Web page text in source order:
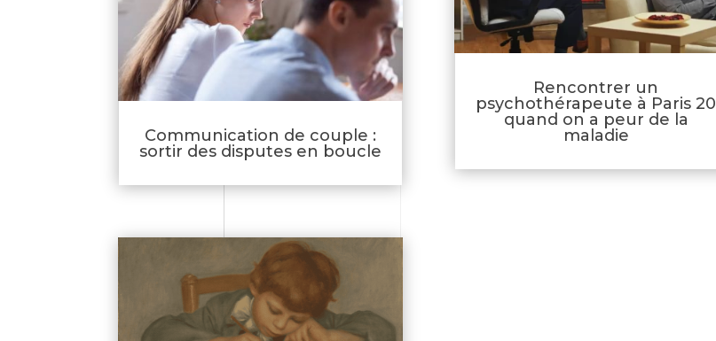
Communication de couple :
sortir des disputes en boucle
Rencontrer un
psychothérapeute à Paris 20
quand on a peur de la
maladie